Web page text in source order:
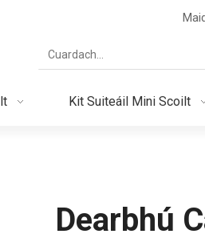
Kit Suiteáil Mini Scoilt
Dearbhú